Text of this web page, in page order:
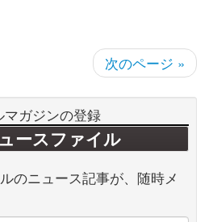
次のページ »
マガジンの登録
ースファイル
のニュース記事が、随時メ